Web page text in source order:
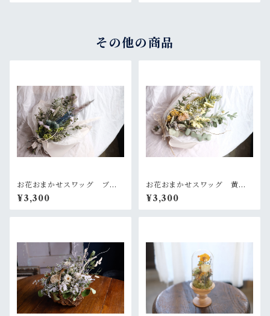
その他の商品
お花おまかせスワッグ ブル
ー×グリーン系
¥3,300
お花おまかせスワッグ 黄色×
グリーン系
¥3,300